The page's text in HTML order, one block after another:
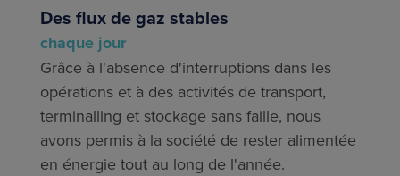
Des flux de gaz stables
chaque jour
Grâce à l'absence d'interruptions dans les
opérations et à des activités de transport,
terminalling et stockage sans faille, nous
avons permis à la société de rester alimentée
en énergie tout au long de l'année.